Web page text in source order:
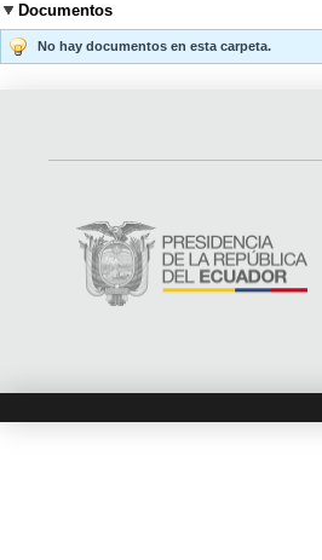
Documentos
No hay documentos en esta carpeta.